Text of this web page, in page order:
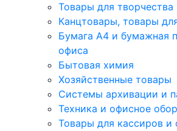
Товары для творчества
Канцтовары, товары
Бумага А4 и бумажная
офиса
Бытовая химия
Хозяйственные товары
Системы архивации и
Техника и офисное
Товары для кассиров и